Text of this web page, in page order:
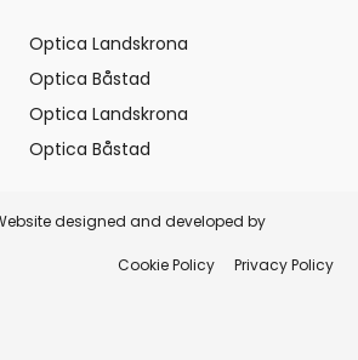
Optica Landskrona
Optica Båstad
Optica Landskrona
Optica Båstad
designed and developed by
Cookie Policy
Privacy Policy